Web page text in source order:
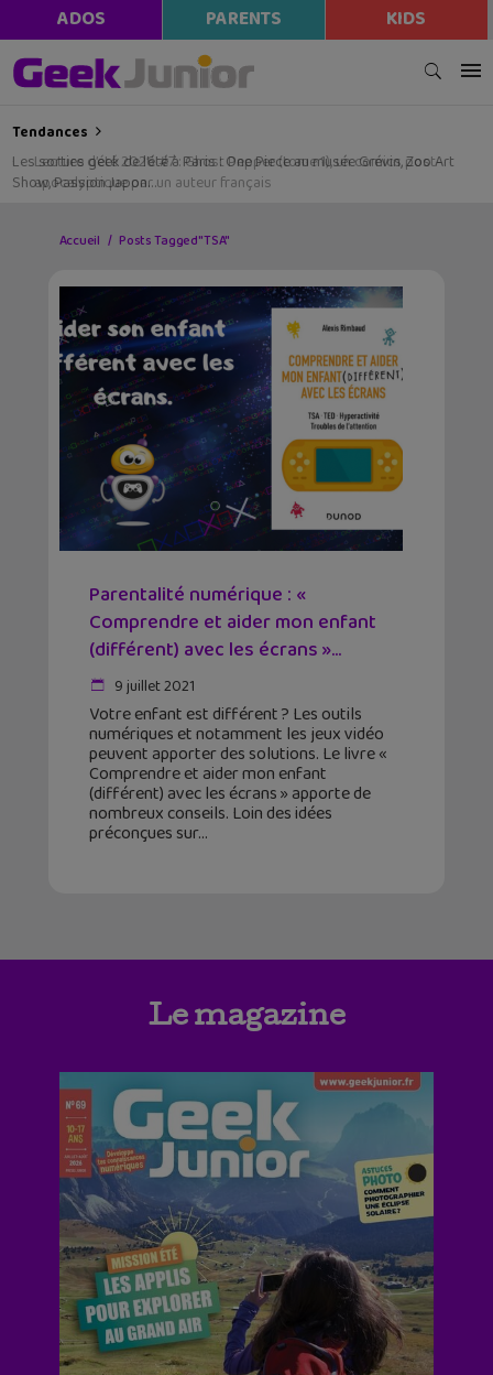
ADOS PARENTS KIDS
Tendances
Les sorties geek de l’été à Paris : One Piece au musée Grévin, Zoo Art
Show, Passion Japon…
Accueil Posts Tagged "TSA"
Parentalité numérique : «
Comprendre et aider mon enfant
(différent) avec les écrans »...
9 juillet 2021
Votre enfant est différent ? Les outils
numériques et notamment les jeux vidéo
peuvent apporter des solutions. Le livre «
Comprendre et aider mon enfant
(différent) avec les écrans » apporte de
nombreux conseils. Loin des idées
préconçues sur
Le magazine